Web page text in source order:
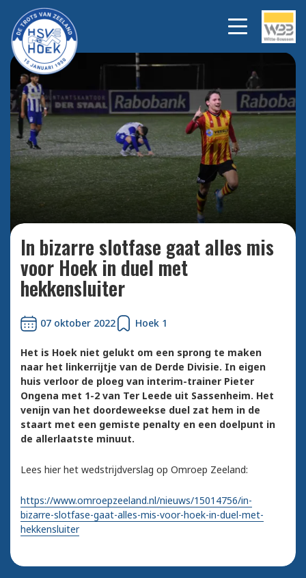
Hoek verliest in bizarre
slotfase.
Bekijk alle
foto's
In bizarre slotfase gaat alles mis
voor Hoek in duel met
hekkensluiter
07 oktober 2022 Hoek 1
Het is Hoek niet gelukt om een sprong te maken
naar het linkerrijtje van de Derde Divisie. In eigen
huis verloor de ploeg van interim-trainer Pieter
Ongena met 1-2 van Ter Leede uit Sassenheim. Het
venijn van het doordeweekse duel zat hem in de
staart met een gemiste penalty en een doelpunt in
de allerlaatste minuut.
Lees hier het wedstrijdverslag op Omroep Zeeland:
https://www.omroepzeeland.nl/nieuws/15014756/in-
bizarre-slotfase-gaat-alles-mis-voor-hoek-in-duel-met-
hekkensluiter